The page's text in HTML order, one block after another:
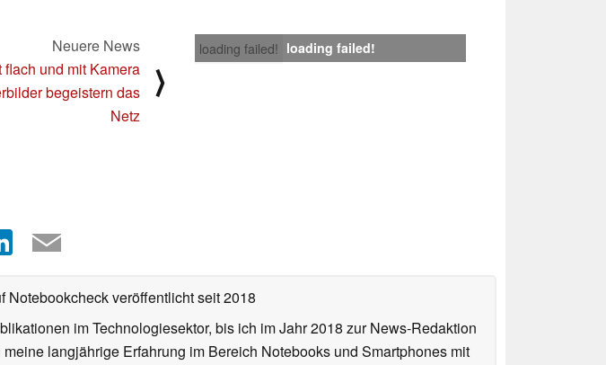
loading failed! loading failed!
Neuere News
und mit Kamera
begeistern das
Netz
⟩
Notebookcheck veröffentlichtseit 2018
im Technologiesektor, bis ich im Jahr 2018 zur News-Redaktion
langjährige Erfahrung im Bereich Notebooks und Smartphones mit